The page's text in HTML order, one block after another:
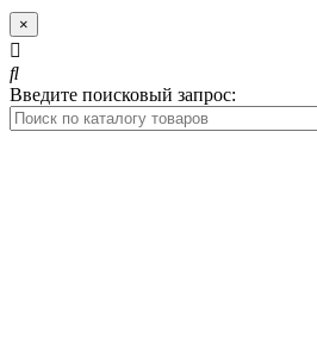
×
Введите поисковый запрос: